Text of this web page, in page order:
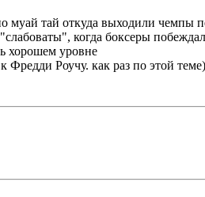
муай тай откуда выходили
когда боксеры
хорошем уровне
Фредди Роучу. как раз по этой теме)